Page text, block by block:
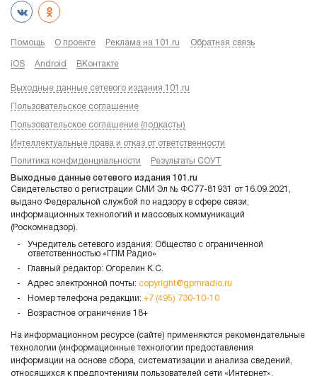
Помощь О проекте Реклама на 101.ru Обратная связь
iOS Android ВКонтакте
Выходные данные сетевого издания 101.ru
Пользовательское соглашение
Пользовательское соглашение (подкасты)
Интеллектуальные права и отказ от ответственности
Политика конфиденциальности Результаты СОУТ
Выходные данные сетевого издания 101.ru
Свидетельство о регистрации СМИ Эл № ФС77-81931 от 16.09.2021,
выдано Федеральной службой по надзору в сфере связи,
информационных технологий и массовых коммуникаций
(Роскомнадзор).
Учредитель сетевого издания: Общество с ограниченной
ответственностью «ГПМ Радио»
Главный редактор: Огорелин К.С.
Адрес электронной почты: copyright@gpmradio.ru
Номер телефона редакции: +7 (495) 730-10-10
Возрастное ограничение 18+
На информационном ресурсе (сайте) применяются рекомендательные
технологии (информационные технологии предоставления
информации на основе сбора, систематизации и анализа сведений,
относящихся к предпочтениям пользователей сети «Интернет»,